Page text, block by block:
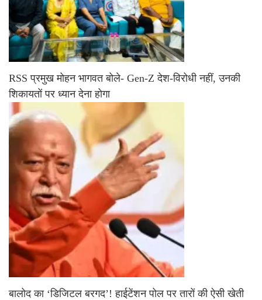
RSS प्रमुख मोहन भागवत बोले- Gen-Z देश-विरोधी नहीं, उनकी
शिकायतों पर ध्यान देना होगा
बालोद का ‘डिजिटल बरगद’! हाईटेंशन पोल पर तारों की ऐसी खेती